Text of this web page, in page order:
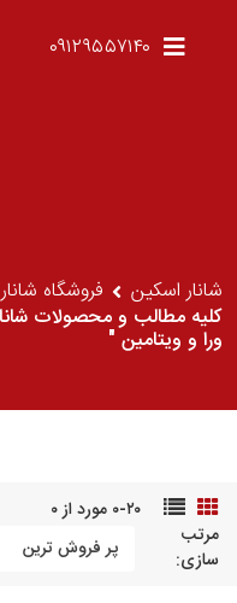
۰۹۱۲۹۵۵۷۱۴۰
شانار اسکین فروشگاه
کلیه مطالب و محصولات
ورا و ویتامین "
۰-۲۰ مورد از ۰
مرتب
سازی: